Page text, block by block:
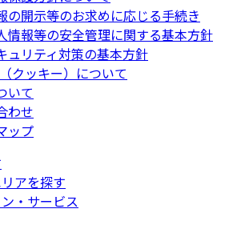
の開示等のお求めに応じる手続き
情報等の安全管理に関する基本方針
ュリティ対策の基本方針
クッキー）について
いて
わせ
ップ
アを探す
・サービス